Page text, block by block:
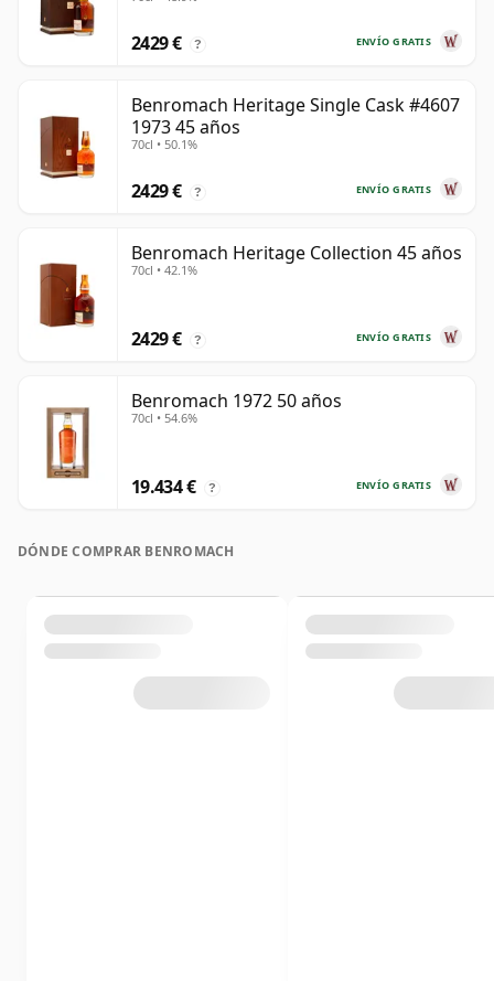
ENVÍO GRATIS
2429 € ?
Benromach Heritage Single Cask #4607
1973 45 años
70cl • 50.1%
ENVÍO GRATIS
2429 € ?
Benromach Heritage Collection 45 años
70cl • 42.1%
ENVÍO GRATIS
2429 € ?
Benromach 1972 50 años
70cl • 54.6%
ENVÍO GRATIS
19.434 € ?
DÓNDE COMPRAR BENROMACH